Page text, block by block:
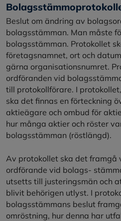
Beslut om ändring av
bolagsstämman. Man måste
bolagsstämman. Protokollet
företagsnamnet, ort och
gärna organisationsnumret.
ordföranden vid
till protokollförare. I
ska det finnas en förteckning
aktieägare och ombud för
hur många aktier och röster
bolagsstämman (röstlängd).
Av protokollet ska det framgå
ordförande vid bolags-
utsetts till justeringsmän och
blivit behörigen utlyst. I
bolagsstämmans beslut
omröstning, hur denna har